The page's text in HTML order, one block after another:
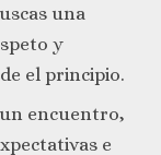
una
y
el principio.
encuentro,
e